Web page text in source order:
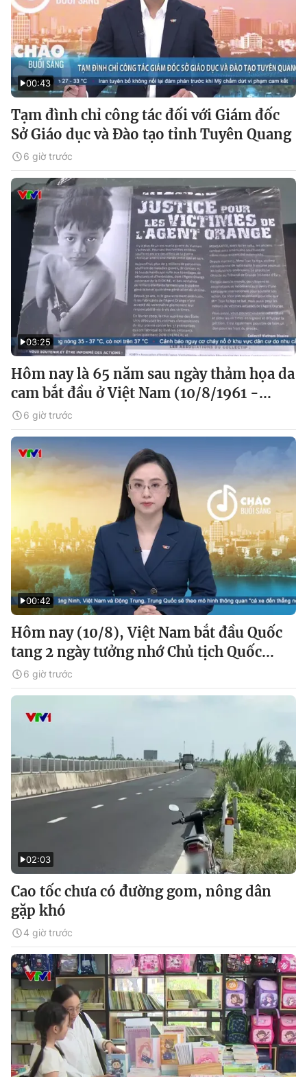
00:43
Tạm đình chỉ công tác đối với Giám đốc
Sở Giáo dục và Đào tạo tỉnh Tuyên Quang
6 giờ trước
03:25
Hôm nay là 65 năm sau ngày thảm họa da
cam bắt đầu ở Việt Nam (10/8/1961 -...
6 giờ trước
00:42
Hôm nay (10/8), Việt Nam bắt đầu Quốc
tang 2 ngày tưởng nhớ Chủ tịch Quốc...
6 giờ trước
02:03
Cao tốc chưa có đường gom, nông dân
gặp khó
4 giờ trước